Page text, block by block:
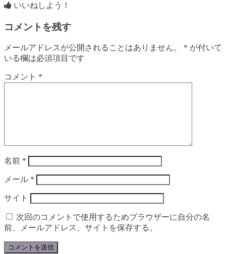
いいねしよう！
コメントを残す
メールアドレスが公開されることはありません。 * が付いて
いる欄は必須項目です
コメント *
名前 *
メール *
サイト
次回のコメントで使用するためブラウザーに自分の名
前、メールアドレス、サイトを保存する。